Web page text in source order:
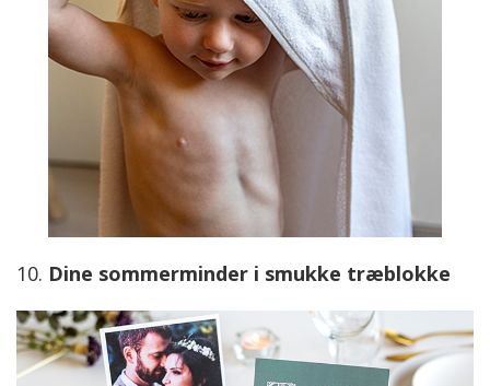
10. Dine sommerminder i smukke træblokke